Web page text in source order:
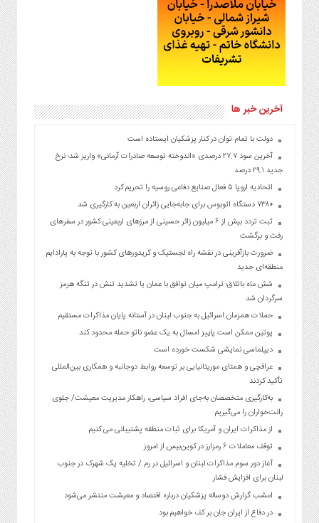
آخرین خبر ها
دولت با تمام توان در کنار پزشکیان ایستاده است
آخرین سود ۲۷.۷ درصدی «اندوخته توسعه صادرات آرمانی» واریز شد؛ نرخ
جدید ۲۹.۱ درصد
اتحادیه اروپا ۵ فعال صنایع دفاعی روسیه را تحریم کرد
۷۳۸۰ دستگاه اتوبوس برای جابه‌جایی زائران اربعین به‌ کارگیری شد
ثبت تردد بیش از ۶ میلیون زائر حسینی از مرزهای اربعینی کشور در سفرهای
رفت و برگشت
ضرورت بازآفرینی در نقشه راه لجستیک و کریدورهای کشور با توجه به پارادایم
منطقه‌ای جدید
شش ماه باتلاق؛ ترامپ میان توافق با عمان یا تشدید تنش در تنگه هرمز
سرگردان شد
حملات همزمان اسرائیل به جنوب لبنان در آستانه پایان مذاکرات مستقیم
پوتین ممکن است پاییز امسال به یک عضو ناتو حمله محدود کند
دیپلماسی نمایشی شکست خورده است
عراقچی و همتای موریتانیایی بر توسعه روابط دوجانبه و همکاری بین‌المللی
تأکید کردند
به‌کارگیری متخصصان به‌جای افراد سیاسی، راهکار مدیریت معیشت/ جلوی
رانت‌خواران را می‌گیریم
از مذاکرات ایران و آمریکا برای ثبات منطقه پشتیبانی می کنیم
توقف معاملات ۶ رمزارز در کوین‌بیس از امروز
آغاز دور سوم مذاکرات لبنان و اسرائیل در رم / تخلیه یک شهرک در جنوب
لبنان برای افزایش فشار
امشب گزارش دوساله پزشکیان درباره اقتصاد و معیشت منتشر می‌شود
در دفاع از ایران جان بر کف خواهیم بود